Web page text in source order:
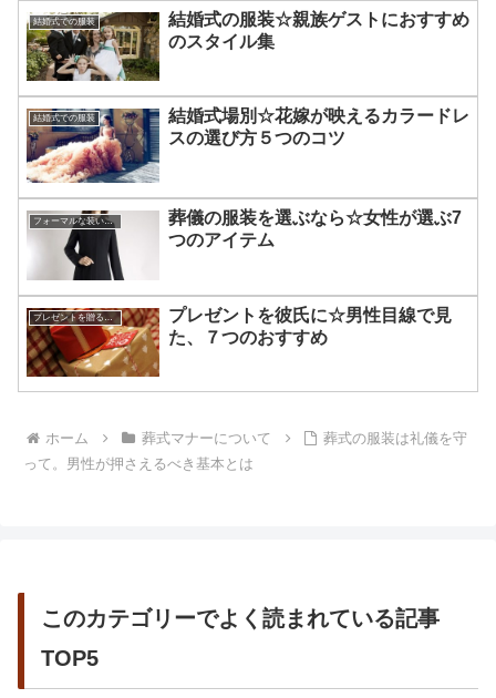
結婚式での服装
結婚式の服装☆親族ゲストにおすすめ
のスタイル集
結婚式での服装
結婚式場別☆花嫁が映えるカラードレ
スの選び方５つのコツ
フォーマルな装いのアドバイス
葬儀の服装を選ぶなら☆女性が選ぶ7
つのアイテム
プレゼントを贈るコツ
プレゼントを彼氏に☆男性目線で見
た、７つのおすすめ
ホーム 葬式マナーについて
葬式の服装は礼儀を守
って。男性が押さえるべき基本とは
このカテゴリーでよく読まれている記事
TOP5